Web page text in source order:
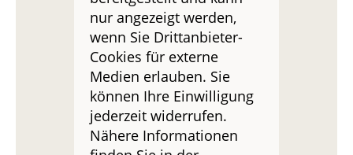
nur angezeigt werden,
wenn Sie Drittanbieter-
Cookies für externe
Medien erlauben. Sie
können Ihre Einwilligung
jederzeit widerrufen.
Nähere Informationen